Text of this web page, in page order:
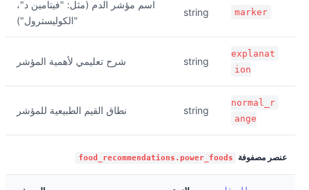
marker
string
اسم مؤشر الدم (مثل: "فيتامين د"،
"الكوليسترول")
explanat
ion
string شرح تعليمي لأهمية المؤشر
normal_r
ange
string نطاق القيم الطبيعية للمؤشر
عنصر مصفوفة food_recommendations.power_foods